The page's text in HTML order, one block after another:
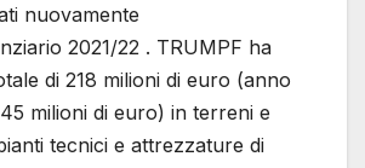
nuovamente
2021/22 . TRUMPF ha
di 218 milioni di euro (anno
milioni di euro) in terreni e
tecnici e attrezzature di